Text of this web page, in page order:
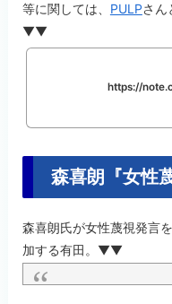
等に関しては、 PULPさん
▼▼
森喜朗『女性
森喜朗氏が女性蔑視発言
加する有田。▼▼